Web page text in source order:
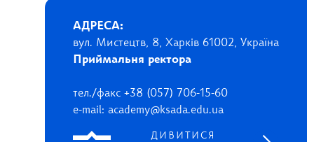
АДРЕСА:
вул. Мистецтв, 8, Харків 61002, Україна
Приймальня ректора
тел./факс +38 (057) 706-15-60
e-mail: academy@ksada.edu.ua
ДИВИТИСЯ